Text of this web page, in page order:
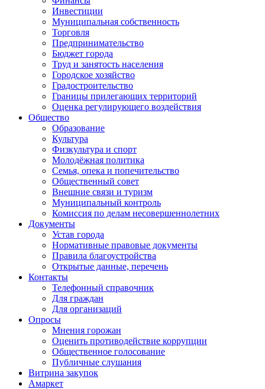
Инвестиции
Муниципальная собственность
Торговля
Предпринимательство
Бюджет города
Труд и занятость населения
Городское хозяйство
Градостроительство
Границы прилегающих территорий
Оценка регулирующего воздействия
Общество
Образование
Культура
Физкультура и спорт
Молодёжная политика
Семья, опека и попечительство
Общественный совет
Внешние связи и туризм
Муниципальный контроль
Комиссия по делам несовершеннолетних
Документы
Устав города
Нормативные правовые документы
Правила благоустройства
Открытые данные, перечень
Контакты
Телефонный справочник
Для граждан
Для организаций
Опросы
Мнения горожан
Оценить противодействие коррупции
Общественное голосование
Публичные слушания
Витрина закупок
Амаркет